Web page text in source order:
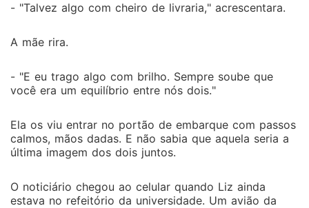
- "Talvez algo com cheiro de livraria," acrescentara.
A mãe rira.
- "E eu trago algo com brilho. Sempre soube que
você era um equilíbrio entre nós dois."
Ela os viu entrar no portão de embarque com passos
calmos, mãos dadas. E não sabia que aquela seria a
última imagem dos dois juntos.
O noticiário chegou ao celular quando Liz ainda
estava no refeitório da universidade. Um avião da